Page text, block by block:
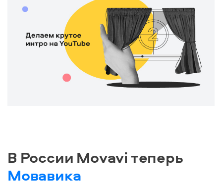
В России Movavi теперь
Мовавика